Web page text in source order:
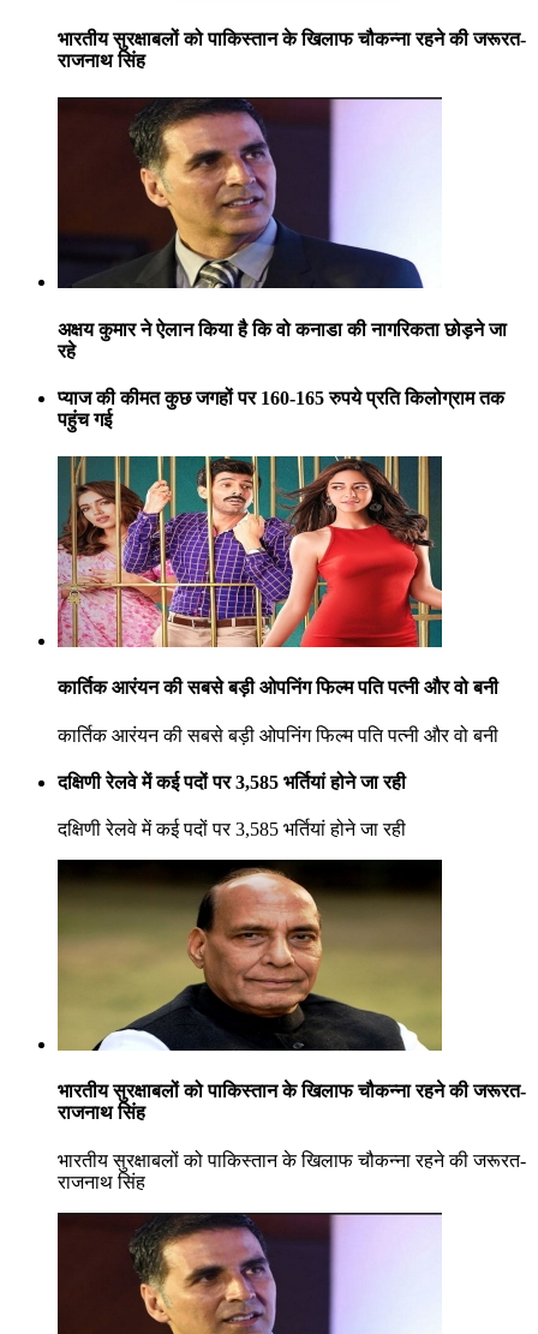
भारतीय सुरक्षाबलों को पाकिस्तान के खिलाफ चौकन्ना रहने की जरूरत-
राजनाथ सिंह
अक्षय कुमार ने ऐलान किया है कि वो कनाडा की नागरिकता छोड़ने जा
रहे
प्याज की कीमत कुछ जगहों पर 160-165 रुपये प्रति किलोग्राम तक
पहुंच गई
कार्तिक आरंयन की सबसे बड़ी ओपनिंग फिल्म पति पत्नी और वो बनी
कार्तिक आरंयन की सबसे बड़ी ओपनिंग फिल्म पति पत्नी और वो बनी
दक्षिणी रेलवे में कई पदों पर 3,585 भर्तियां होने जा रही
दक्षिणी रेलवे में कई पदों पर 3,585 भर्तियां होने जा रही
भारतीय सुरक्षाबलों को पाकिस्तान के खिलाफ चौकन्ना रहने की जरूरत-
राजनाथ सिंह
भारतीय सुरक्षाबलों को पाकिस्तान के खिलाफ चौकन्ना रहने की जरूरत-
राजनाथ सिंह